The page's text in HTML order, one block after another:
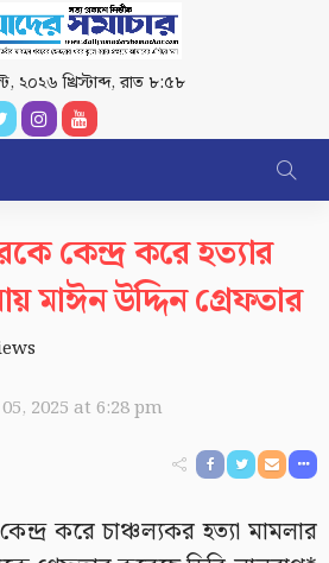
খ্রিস্টাব্দ,রাত ৮:৫৮
কেন্দ্র করে হত্যার
মাঈন উদ্দিন গ্রেফতার
2025 at 6:28 pm
করে চাঞ্চল্যকর হত্যা মামলার